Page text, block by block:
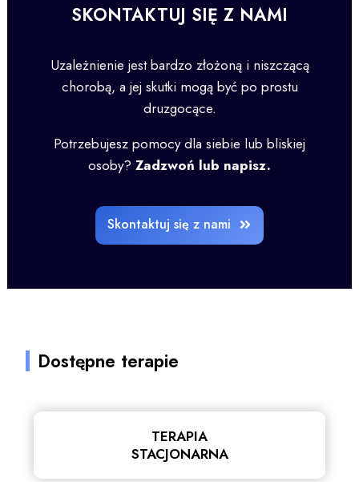
SKONTAKTUJ SIĘ Z NAMI
Uzależnienie jest bardzo złożoną i niszczącą
chorobą, a jej skutki mogą być po prostu
druzgocące.
Potrzebujesz pomocy dla siebie lub bliskiej
osoby? Zadzwoń lub napisz.
Skontaktuj się z nami
Dostępne terapie
TERAPIA
STACJONARNA